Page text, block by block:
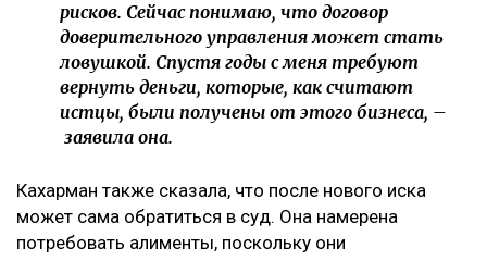
рисков. Сейчас понимаю, что договор
доверительного управления может стать
ловушкой. Спустя годы с меня требуют
вернуть деньги, которые, как считают
истцы, были получены от этого бизнеса, –
заявила она.
Кахарман также сказала, что после нового иска
может сама обратиться в суд. Она намерена
потребовать алименты, поскольку они